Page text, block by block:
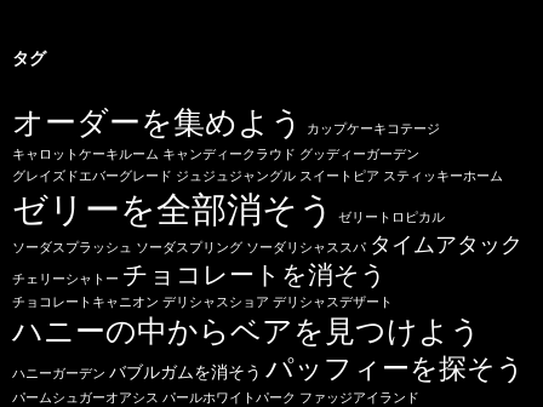
タグ
オーダーを集めよう
カップケーキコテージ
キャロットケーキルーム キャンディークラウド グッディーガーデン
グレイズドエバーグレード ジュジュジャングル スイートピア スティッキーホーム
ゼリーを全部消そう
ゼリートロピカル
ソーダスプラッシュ ソーダスプリング ソーダリシャススパ タイムアタック
チェリーシャトー チョコレートを消そう
チョコレートキャニオン デリシャスショア デリシャスデザート
ハニーの中からベアを見つけよう
ハニーガーデン バブルガムを消そう パッフィーを探そう
パームシュガーオアシス パールホワイトパーク ファッジアイランド